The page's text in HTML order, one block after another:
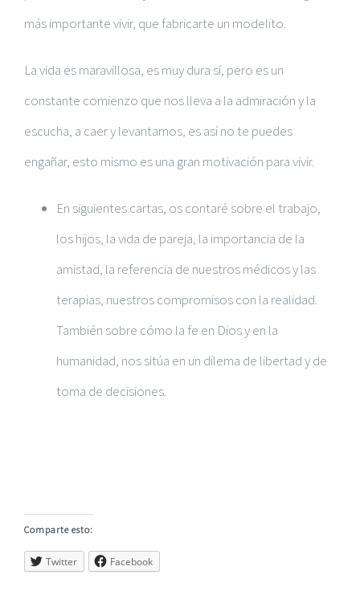
más importante vivir, que fabricarte un modelito.
La vida es maravillosa, es muy dura sí, pero es un
constante comienzo que nos lleva a la admiración y la
escucha, a caer y levantarnos, es así no te puedes
engañar, esto mismo es una gran motivación para vivir.
En siguientes cartas, os contaré sobre el trabajo,
los hijos, la vida de pareja, la importancia de la
amistad, la referencia de nuestros médicos y las
terapias, nuestros compromisos con la realidad.
También sobre cómo la fe en Dios y en la
humanidad, nos sitúa en un dilema de libertad y de
toma de decisiones.
Comparte esto:
Twitter Facebook